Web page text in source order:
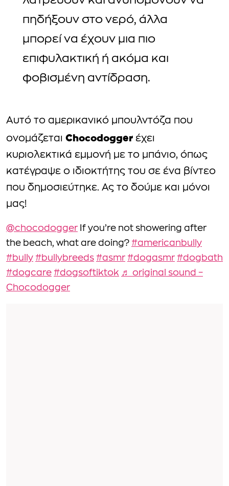
πηδήξουν στο νερό, άλλα
μπορεί να έχουν μια πιο
επιφυλακτική ή ακόμα και
φοβισμένη αντίδραση.
Αυτό το αμερικανικό μπουλντόζα που
ονομάζεται Chocodogger έχει
κυριολεκτικά εμμονή με το μπάνιο, όπως
κατέγραψε ο ιδιοκτήτης του σε ένα βίντεο
που δημοσιεύτηκε. Ας το δούμε και μόνοι
μας!
@chocodogger If you’re not showering after
the beach, what are doing? #americanbully
#bully #bullybreeds #asmr #dogasmr #dogbath
#dogcare #dogsoftiktok ♬ original sound –
Chocodogger